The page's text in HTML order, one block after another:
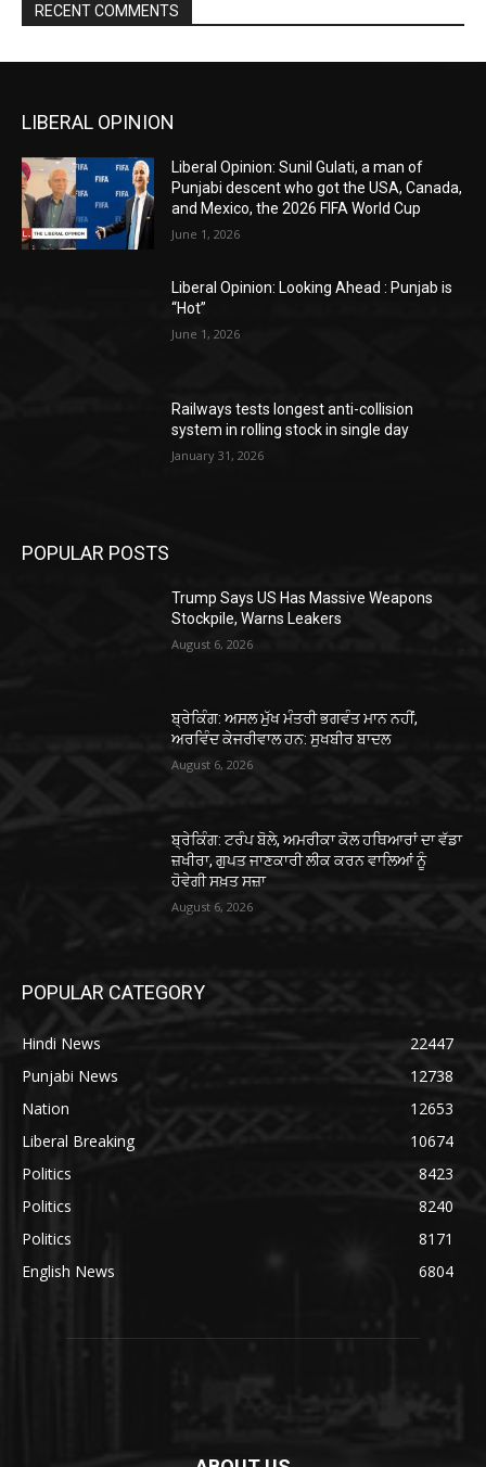
RECENT COMMENTS
LIBERAL OPINION
Liberal Opinion: Sunil Gulati, a man of
Punjabi descent who got the USA, Canada,
and Mexico, the 2026 FIFA World Cup
June 1, 2026
Liberal Opinion: Looking Ahead : Punjab is
“Hot”
June 1, 2026
Railways tests longest anti-collision
system in rolling stock in single day
January 31, 2026
POPULAR POSTS
Trump Says US Has Massive Weapons
Stockpile, Warns Leakers
August 6, 2026
ਬ੍ਰੇਕਿੰਗ: ਅਸਲ ਮੁੱਖ ਮੰਤਰੀ ਭਗਵੰਤ ਮਾਨ ਨਹੀਂ,
ਅਰਵਿੰਦ ਕੇਜਰੀਵਾਲ ਹਨ: ਸੁਖਬੀਰ ਬਾਦਲ
August 6, 2026
ਬ੍ਰੇਕਿੰਗ: ਟਰੰਪ ਬੋਲੇ, ਅਮਰੀਕਾ ਕੋਲ ਹਥਿਆਰਾਂ ਦਾ ਵੱਡਾ
ਜ਼ਖੀਰਾ, ਗੁਪਤ ਜਾਣਕਾਰੀ ਲੀਕ ਕਰਨ ਵਾਲਿਆਂ ਨੂੰ
ਹੋਵੇਗੀ ਸਖ਼ਤ ਸਜ਼ਾ
August 6, 2026
POPULAR CATEGORY
Hindi News
22447
Punjabi News
12738
Nation
12653
Liberal Breaking
10674
Politics
8423
Politics
8240
Politics
8171
English News
6804